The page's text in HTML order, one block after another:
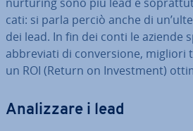
ca­ti: si parla perciò anche di
dei lead. In fin dei conti le aziende
ab­bre­via­ti di con­ver­sio­ne, migliori
un ROI (Return on In­vest­ment)
Ana­liz­za­re i lead